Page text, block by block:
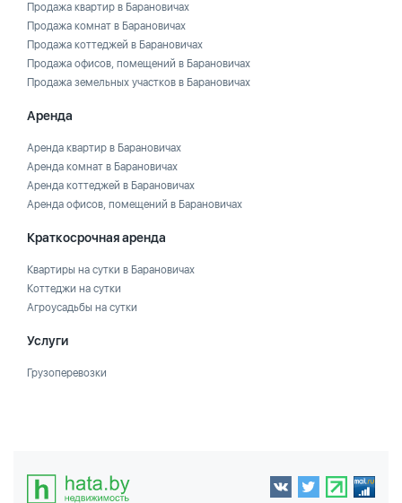
Продажа квартир в Барановичах
Продажа комнат в Барановичах
Продажа коттеджей в Барановичах
Продажа офисов, помещений в Барановичах
Продажа земельных участков в Барановичах
Аренда
Аренда квартир в Барановичах
Аренда комнат в Барановичах
Аренда коттеджей в Барановичах
Аренда офисов, помещений в Барановичах
Краткосрочная аренда
Квартиры на сутки в Барановичах
Коттеджи на сутки
Агроусадьбы на сутки
Услуги
Грузоперевозки